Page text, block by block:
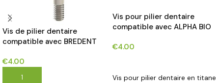
Vis de pilier dentaire
compatible avec BREDENT
€4.00
AJOUTER AU PANIER
Vis pour pilier dentaire
compatible avec ALPHA BIO
IMPLANTS®
€4.00
Vis pour pilier dentaire en titane